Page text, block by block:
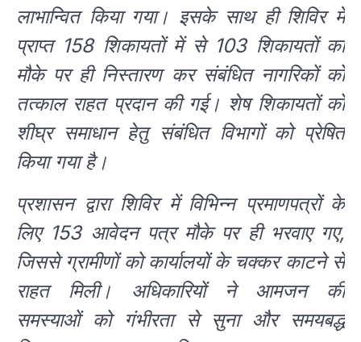
लाभान्वित किया गया। इसके साथ ही शिविर में
प्राप्त 158 शिकायतों में से 103 शिकायतों का
मौके पर ही निस्तारण कर संबंधित नागरिकों को
तत्काल राहत प्रदान की गई। शेष शिकायतों को
शीघ्र समाधान हेतु संबंधित विभागों को प्रेषित
किया गया है।
प्रशासन द्वारा शिविर में विभिन्न प्रमाणपत्रों के
लिए 153 आवेदन पत्र मौके पर ही भरवाए गए,
जिससे ग्रामीणों को कार्यालयों के चक्कर काटने से
राहत मिली। अधिकारियों ने आमजन की
समस्याओं को गंभीरता से सुना और समयबद्ध